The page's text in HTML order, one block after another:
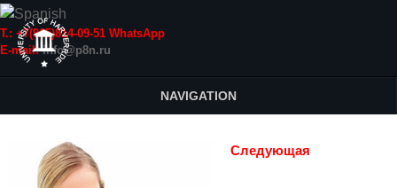
Т.: +7(915)814-09-51 WhatsApp
E-mail:info@p8n.ru
NAVIGATION
Следующая